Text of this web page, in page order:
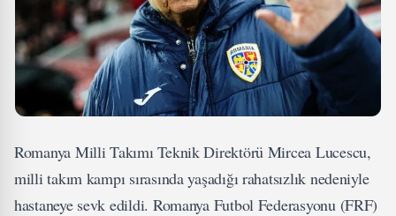
Romanya Milli Takımı Teknik Direktörü Mircea Lucescu,
milli takım kampı sırasında yaşadığı rahatsızlık nedeniyle
hastaneye sevk edildi. Romanya Futbol Federasyonu (FRF)